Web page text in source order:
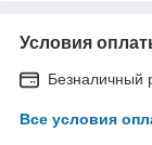
Условия
Безналичный
Все условия